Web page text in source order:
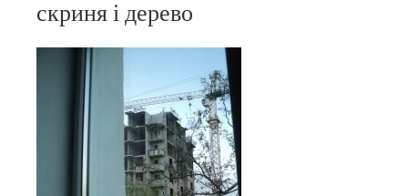
скриня і дерево